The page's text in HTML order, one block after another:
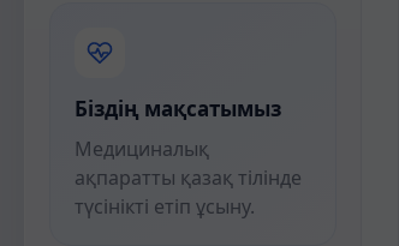
Біздің мақсатымыз
Медициналық
ақпаратты қазақ тілінде
түсінікті етіп ұсыну.